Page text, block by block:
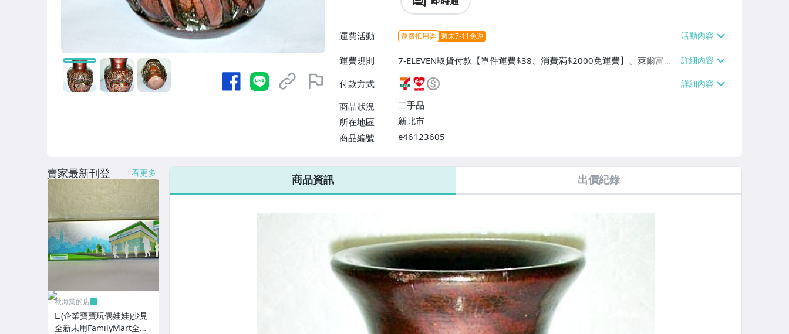
運費活動 運費抵用券 週末7-11免運
運費規則
7-ELEVEN取貨付款【單件運費$38、消費滿$2000免運費】、萊爾富取
貨付款【單件運費$60、消費滿$2000免運費】、面交/自取/不寄送【免
運費】、郵局掛號【單件運費$80、消費滿$2000免運費】
付款方式
商品狀況
二手品
所在地區
新北市
商品編號
e46123605
7-ELEVEN 運費只要38元
商品資訊 出價紀錄
賣家最新刊登 看更多
秋海棠的店
L.(企業寶寶玩偶娃娃)少見
全新未用FamilyMart全家